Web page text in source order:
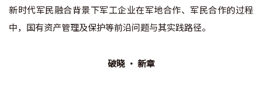
新时代军民融合背景下军工企业在军地合作、军民合作的过程
中，国有资产管理及保护等前沿问题与其实践路径。
破晓 · 新章